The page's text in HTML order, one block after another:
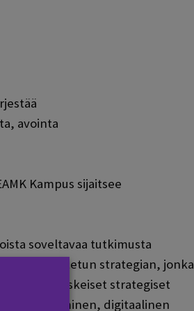
avointa
Kampus sijaitsee
soveltavaa tutkimusta
uudistetun strategian, jonka
tukevat keskeiset strategiset
hyödyntäminen, digitaalinen